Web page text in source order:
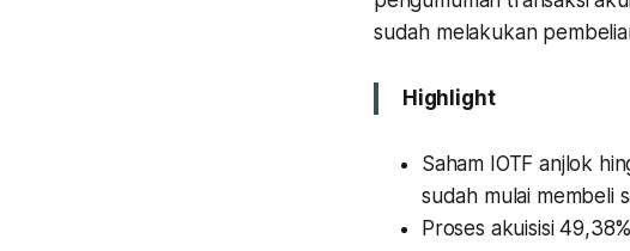
sudah melakukan
Highlight
Saham IOTF anjlok
sudah mulai membeli
Proses akuisisi